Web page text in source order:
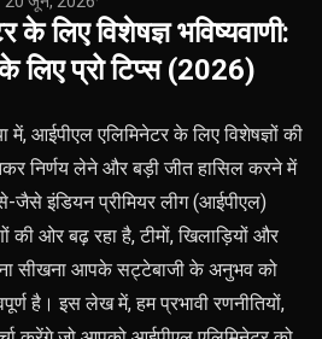
के लिए विशेषज्ञ भविष्यवाणी:
लिए प्रो टिप्स (2026)
आईपीएल एलिमिनेटर के लिए विशेषज्ञों की
निर्णय लेने और बड़ी जीत हासिल करने में
इंडियन प्रीमियर लीग (आईपीएल)
ओर बढ़ रहा है, टीमों, खिलाड़ियों और
सीखना आपके सट्टेबाजी के अनुभव को
है। इस लेख में, हम प्रभावी रणनीतियों,